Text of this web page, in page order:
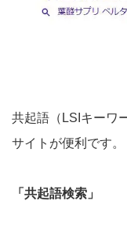
共起語（LSIキーワ
サイトが便利です。
「共起語検索」